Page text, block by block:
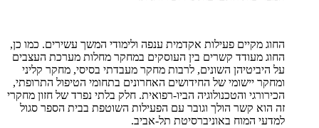
החוג מקיים פעילות אקדמית ענפה ולימודי המשך עשירים. כמו כן,
החוג מעודד קשרים בין העוסקים במחקר מחלות מערכת העצבים
על היביטיהן השונים, לרבות מחקר מעבדתי בסיסי, מחקר קליני
ומחקר יישומי של החידושים האחרונים בתחומי הטיפול התרופתי,
הכירורגי והטכנולוגיה הביו-רפואית. חלק בלתי נפרד של חזון מחקרי
זה הוא קשר הולך וגובר עם הפעילות השוטפת בבית הספר סגול
למדעי המוח באוניברסיטת תל-אביב.